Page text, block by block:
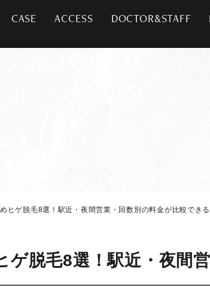
CASE ACCESS DOCTOR&STAFF
ヒゲ脱毛8選！駅近・夜間営業・回数別の料金が比較でき
ゲ脱毛8選！駅近・夜間